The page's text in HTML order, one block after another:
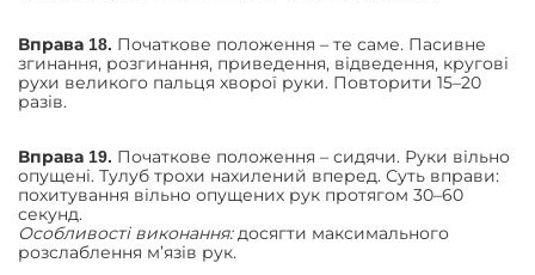
Вправа 18. Початкове положення – те саме. Пасивне
згинання, розгинання, приведення, відведення, кругові
рухи великого пальця хворої руки. Повторити 15–20
разів.
Вправа 19. Початкове положення – сидячи. Руки вільно
опущені. Тулуб трохи нахилений вперед. Суть вправи:
похитування вільно опущених рук протягом 30–60
секунд.
Особливості виконання:досягти максимального
розслаблення м’язів рук.